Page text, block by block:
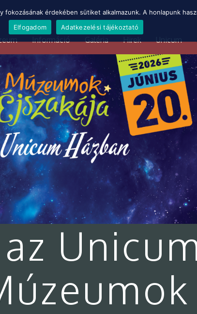
Információ Galéria Hirek Unicum
érdekében sütiket alkalmazunk. A honlapunk
Elfogadom
Adatkezelési tájékoztató